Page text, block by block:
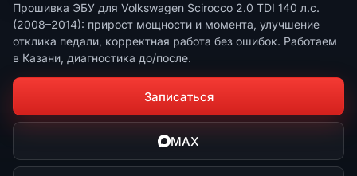
Прошивка ЭБУ для Volkswagen Scirocco 2.0 TDI 140 л.с.
(2008–2014): прирост мощности и момента, улучшение
отклика педали, корректная работа без ошибок. Работаем
в Казани, диагностика до/после.
Записаться
MAX